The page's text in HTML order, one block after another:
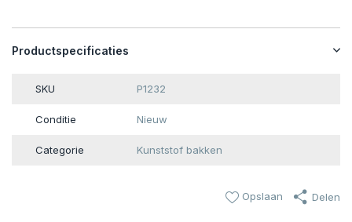
Productspecificaties
SKU P1232
Conditie Nieuw
Categorie Kunststof bakken
Opslaan Delen